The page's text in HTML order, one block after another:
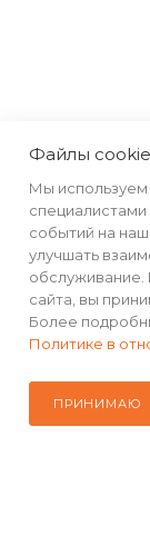
КАТАЛОГ
РЕКВИЗИТЫ
Файлы cookie
Мы
специалистами
событий на
улучшать
сайта, вы
Более
Политике в
ПРИНИМАЮ